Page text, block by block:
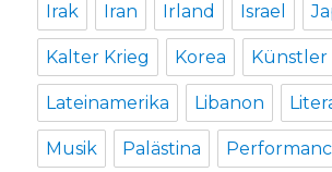
Irak Iran Irland Israel
Kalter Krieg Korea Künstler
Lateinamerika Libanon
Musik Palästina